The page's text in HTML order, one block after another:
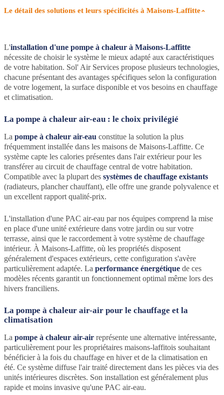
Le détail des solutions et leurs spécificités à Maisons-Laffitte
L'installation d'une pompe à chaleur à Maisons-Laffitte
nécessite de choisir le système le mieux adapté aux caractéristiques
de votre habitation. Sol' Air Services propose plusieurs technologies,
chacune présentant des avantages spécifiques selon la configuration
de votre logement, la surface disponible et vos besoins en chauffage
et climatisation.
La pompe à chaleur air-eau : le choix privilégié
La pompe à chaleur air-eau constitue la solution la plus
fréquemment installée dans les maisons de Maisons-Laffitte. Ce
système capte les calories présentes dans l'air extérieur pour les
transférer au circuit de chauffage central de votre habitation.
Compatible avec la plupart des systèmes de chauffage existants
(radiateurs, plancher chauffant), elle offre une grande polyvalence et
un excellent rapport qualité-prix.
L'installation d'une PAC air-eau par nos équipes comprend la mise
en place d'une unité extérieure dans votre jardin ou sur votre
terrasse, ainsi que le raccordement à votre système de chauffage
intérieur. À Maisons-Laffitte, où les propriétés disposent
généralement d'espaces extérieurs, cette configuration s'avère
particulièrement adaptée. La performance énergétique de ces
modèles récents garantit un fonctionnement optimal même lors des
hivers franciliens.
La pompe à chaleur air-air pour le chauffage et la
climatisation
La pompe à chaleur air-air représente une alternative intéressante,
particulièrement pour les propriétaires maisons-laffitois souhaitant
bénéficier à la fois du chauffage en hiver et de la climatisation en
été. Ce système diffuse l'air traité directement dans les pièces via des
unités intérieures discrètes. Son installation est généralement plus
rapide et moins invasive qu'une PAC air-eau.